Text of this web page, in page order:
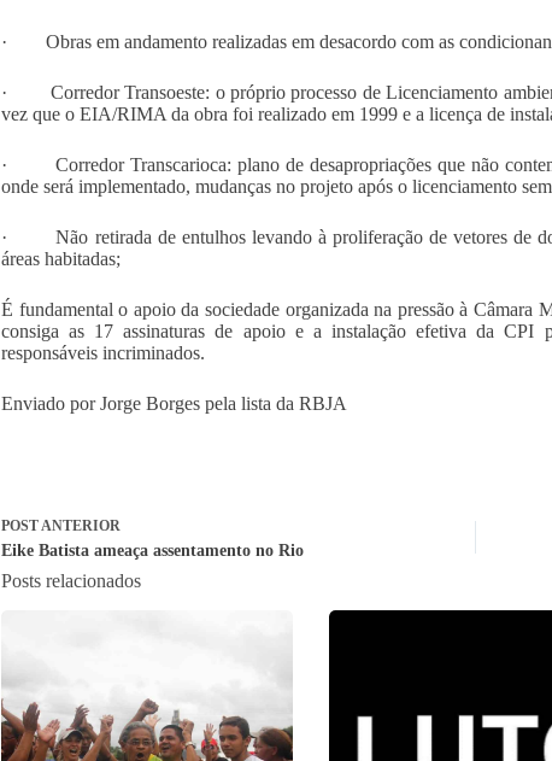
· Obras em andamento realizadas em desacordo com as
· Corredor Transoeste: o próprio processo de Licenciamento
vez que o EIA/RIMA da obra foi realizado em 1999 e a licença de
· Corredor Transcarioca: plano de desapropriações que não
onde será implementado, mudanças no projeto após o licenciamento
· Não retirada de entulhos levando à proliferação de vetores de
áreas habitadas;
É fundamental o apoio da sociedade organizada na pressão à
consiga as 17 assinaturas de apoio e a instalação efetiva da CPI
responsáveis incriminados.
Enviado por Jorge Borges pela lista da RBJA
POSTANTERIOR
Eike Batista ameaça assentamento no Rio
Posts relacionados